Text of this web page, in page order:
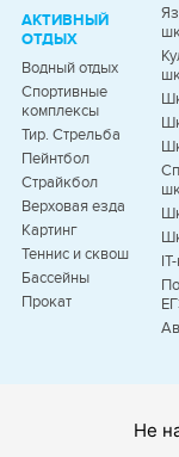
АКТИВНЫЙ
ОТДЫХ
Водный отдых
Спортивные
комплексы
Тир. Стрельба
Пейнтбол
Страйкбол
Верховая езда
Картинг
Теннис и сквош
Бассейны
Прокат
Не